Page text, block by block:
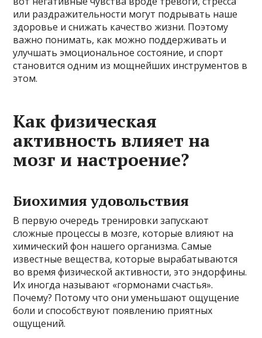
или раздражительности могут подрывать наше
здоровье и снижать качество жизни. Поэтому
важно понимать, как можно поддерживать и
улучшать эмоциональное состояние, и спорт
становится одним из мощнейших инструментов в
этом.
Как физическая
активность влияет на
мозг и настроение?
Биохимия удовольствия
В первую очередь тренировки запускают
сложные процессы в мозге, которые влияют на
химический фон нашего организма. Самые
известные вещества, которые вырабатываются
во время физической активности, это эндорфины.
Их иногда называют «гормонами счастья».
Почему? Потому что они уменьшают ощущение
боли и способствуют появлению приятных
ощущений.